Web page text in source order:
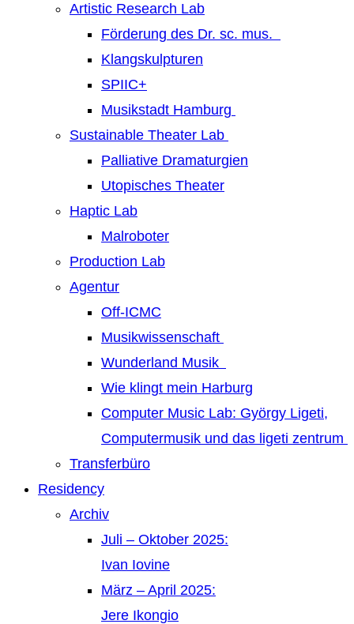
Artistic Research Lab
Förderung des Dr. sc. mus.
Klangskulpturen
SPIIC+
Musikstadt Hamburg
Sustainable Theater Lab
Palliative Dramaturgien
Utopisches Theater
Haptic Lab
Malroboter
Production Lab
Agentur
Off-ICMC
Musikwissenschaft
Wunderland Musik
Wie klingt mein Harburg
Computer Music Lab: György Ligeti,
Computermusik und das ligeti zentrum
Transferbüro
Residency
Archiv
Juli – Oktober 2025:
Ivan Iovine
März – April 2025:
Jere Ikongio